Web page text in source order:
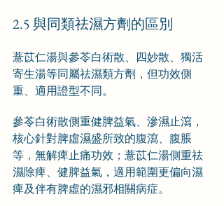
2.5 與同類祛濕方劑的區別
薏苡仁湯與參苓白術散、四妙散、獨活
寄生湯等同屬祛濕類方劑，但功效側
重、適用證型不同。
參苓白術散側重健脾益氣、滲濕止瀉，
核心針對脾虛濕盛所致的腹瀉、腹脹
等，無解痺止痛功效；薏苡仁湯側重祛
濕除痺、健脾益氣，適用範圍更偏向濕
痺及伴有脾虛的濕邪相關病症。